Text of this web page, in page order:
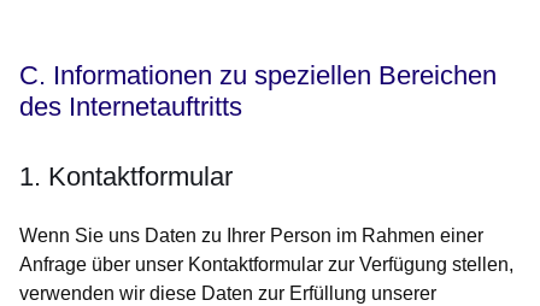
C. Informationen zu speziellen Bereichen
des Internetauftritts
1. Kontaktformular
Wenn Sie uns Daten zu Ihrer Person im Rahmen einer
Anfrage über unser Kontaktformular zur Verfügung stellen,
verwenden wir diese Daten zur Erfüllung unserer